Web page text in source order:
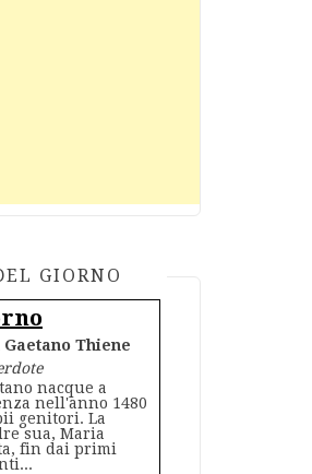
GIORNO
Gaetano Thiene
nacque a
nell'anno 1480
genitori. La
sua, Maria
fin dai primi